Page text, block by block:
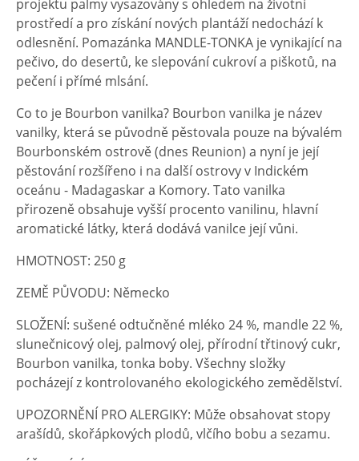
projektu palmy vysazovány s ohledem na životní
prostředí a pro získání nových plantáží nedochází k
odlesnění. Pomazánka MANDLE-TONKA je vynikající na
pečivo, do desertů, ke slepování cukroví a piškotů, na
pečení i přímé mlsání.
Co to je Bourbon vanilka? Bourbon vanilka je název
vanilky, která se původně pěstovala pouze na bývalém
Bourbonském ostrově (dnes Reunion) a nyní je její
pěstování rozšířeno i na další ostrovy v Indickém
oceánu - Madagaskar a Komory. Tato vanilka
přirozeně obsahuje vyšší procento vanilinu, hlavní
aromatické látky, která dodává vanilce její vůni.
HMOTNOST: 250 g
ZEMĚ PŮVODU: Německo
SLOŽENÍ: sušené odtučněné mléko 24 %, mandle 22 %,
slunečnicový olej, palmový olej, přírodní třtinový cukr,
Bourbon vanilka, tonka boby. Všechny složky
pocházejí z kontrolovaného ekologického zemědělství.
UPOZORNĚNÍ PRO ALERGIKY: Může obsahovat stopy
arašídů, skořápkových plodů, vlčího bobu a sezamu.